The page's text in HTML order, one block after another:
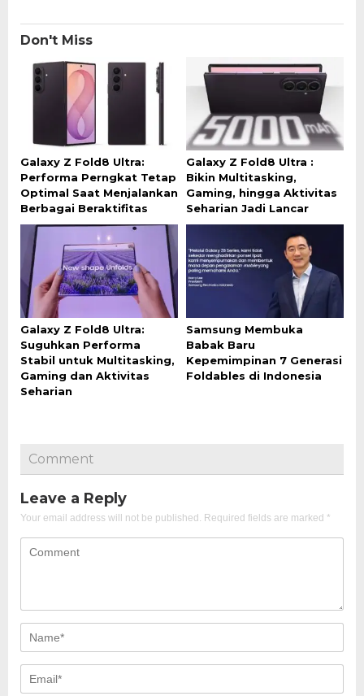
Don't Miss
Galaxy Z Fold8 Ultra:
Performa Perngkat Tetap
Optimal Saat Menjalankan
Berbagai Beraktifitas
Galaxy Z Fold8 Ultra :
Bikin Multitasking,
Gaming, hingga Aktivitas
Seharian Jadi Lancar
Galaxy Z Fold8 Ultra:
Suguhkan Performa
Stabil untuk Multitasking,
Gaming dan Aktivitas
Seharian
Samsung Membuka
Babak Baru
Kepemimpinan 7 Generasi
Foldables di Indonesia
Comment
Leave a Reply
Your email address will not be published. Required fields are marked *